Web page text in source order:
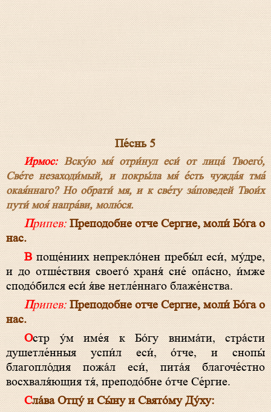
Пе́снь 5
Ирмос:Вску́ю мя́ отри́нул еси́ от лица́ Твоего́,
Све́те незаходи́мый, и покры́ла мя́ е́сть чужда́я тма́
окая́ннаго? Но обрати́ мя, и к све́ту за́поведей Твои́х
пути́ моя́ напра́ви, молю́ся.
Припев: Преподобне отче Сергие, моли́ Бо́га о
нас.
В поще́ниих непрекло́нен пребы́л еси́, му́дре,
и до отше́ствия своего́ храня́ сие́ опа́сно, и́мже
сподо́бился еси́ я́ве нетле́ннаго блаже́нства.
Припев: Преподобне отче Сергие, моли́ Бо́га о
нас.
Остр у́м име́я к Бо́гу внима́ти, стра́сти
душетле́нныя успи́л еси́, о́тче, и снопы́
благопло́дия пожа́л еси́, пита́я благоче́стно
восхваля́ющия тя́, преподо́бне о́тче Се́ргие.
Сла́ва Отцу́ и Сы́ну и Свято́му Ду́ху: